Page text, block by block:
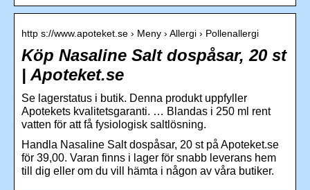
http s://www.apoteket.se › Meny › Allergi › Pollenallergi
Köp Nasaline Salt dospåsar, 20 st
| Apoteket.se
Se lagerstatus i butik. Denna produkt uppfyller
Apotekets kvalitetsgaranti. … Blandas i 250 ml rent
vatten för att få fysiologisk saltlösning.
Handla Nasaline Salt dospåsar, 20 st på Apoteket.se
för 39,00. Varan finns i lager för snabb leverans hem
till dig eller om du vill hämta i någon av våra butiker.